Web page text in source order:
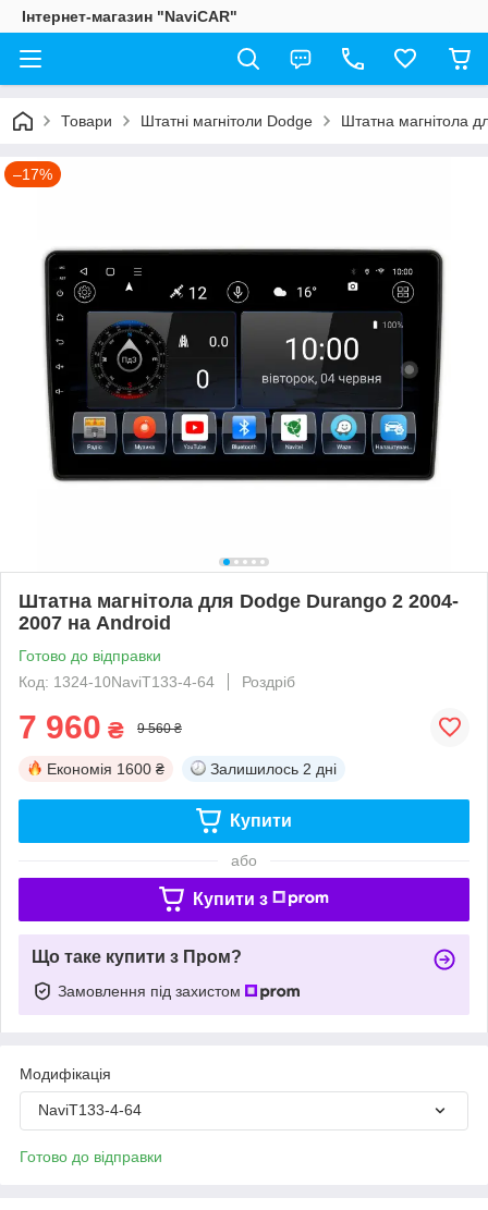
Інтернет-магазин "NaviCAR"
Товари Штатні магнітоли Dodge Штатна магнітола
–17%
Штатна магнітола для Dodge Durango 2 2004-
2007 на Android
Готово до відправки
Код: 1324-10NaviT133-4-64
Роздріб
7 960 ₴ 9 560 ₴
Економія 1600 ₴ Залишилось 2 дні
Купити
або
Купити з
Що таке купити з Пром?
Замовлення під захистом
Модифікація
NaviT133-4-64
Готово до відправки